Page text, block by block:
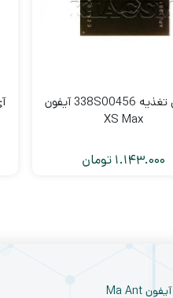
آی سی تغذیه 338S00456 آیفون
XS Max
1.143.000 تومان
نرم افزار شماتیک و نقشه خوانی اندروید و آیفون Ma Ant